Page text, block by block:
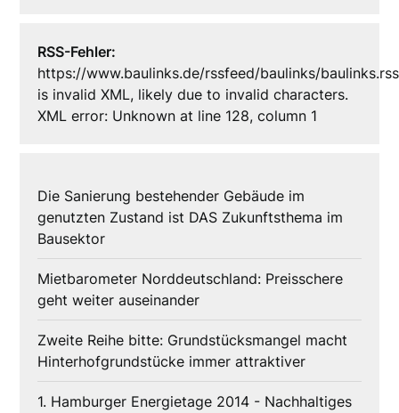
RSS-Fehler:
https://www.baulinks.de/rssfeed/baulinks/baulinks.rss
is invalid XML, likely due to invalid characters.
XML error: Unknown at line 128, column 1
Die Sanierung bestehender Gebäude im
genutzten Zustand ist DAS Zukunftsthema im
Bausektor
Mietbarometer Norddeutschland: Preisschere
geht weiter auseinander
Zweite Reihe bitte: Grundstücksmangel macht
Hinterhofgrundstücke immer attraktiver
1. Hamburger Energietage 2014 - Nachhaltiges